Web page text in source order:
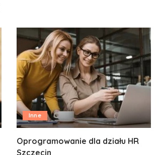
Inne
Oprogramowanie dla działu HR
Szczecin